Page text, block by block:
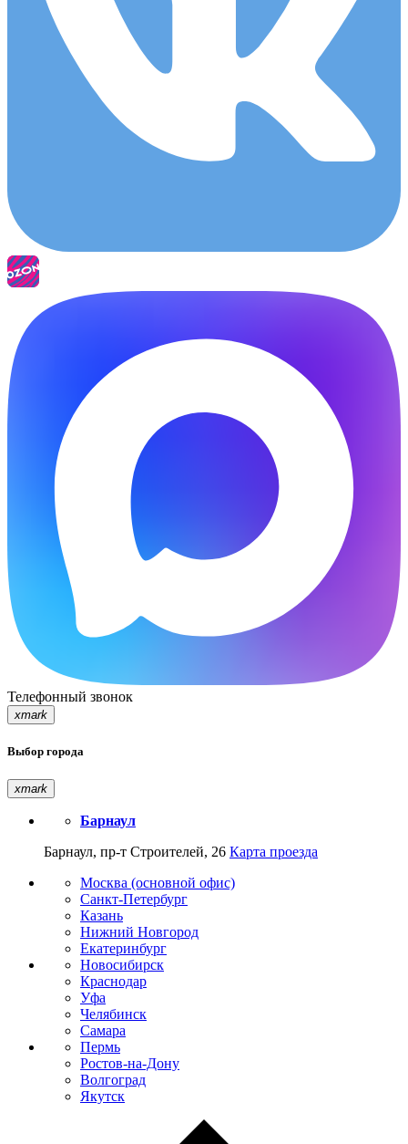
Телефонный звонок
xmark
Выбор города
xmark
Барнаул
Барнаул, пр-т Строителей, 26 Карта проезда
Москва (основной офис)
Санкт-Петербург
Казань
Нижний Новгород
Екатеринбург
Новосибирск
Краснодар
Уфа
Челябинск
Самара
Пермь
Ростов-на-Дону
Волгоград
Якутск